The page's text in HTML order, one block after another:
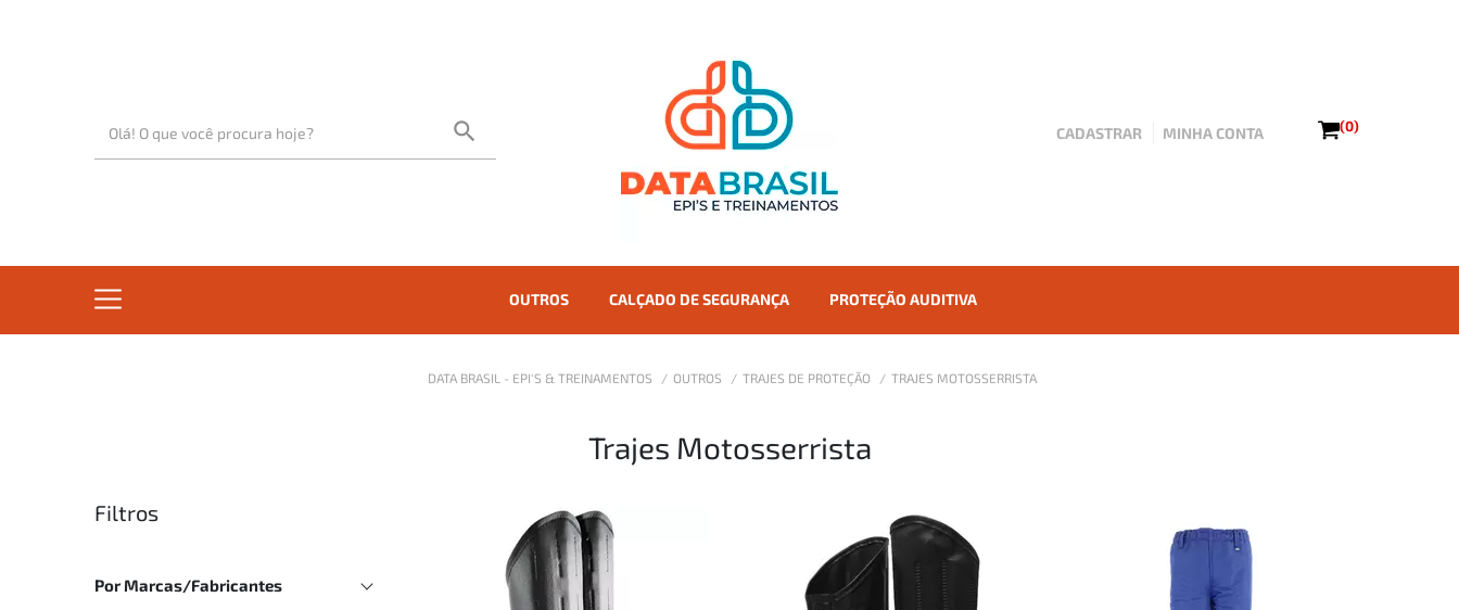
CADASTRAR MINHA CONTA (0)
OUTROS CALÇADO DE SEGURANÇA PROTEÇÃO AUDITIVA
DATA BRASIL - EPI'S & TREINAMENTOS OUTROS TRAJES DE PROTEÇÃO TRAJES MOTOSSERRISTA
Trajes Motosserrista
Filtros
Por Marcas/Fabricantes